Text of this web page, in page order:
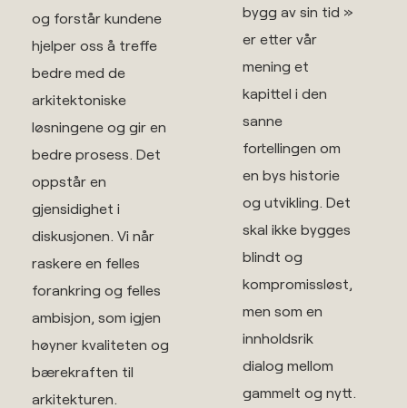
og forstår kundene
hjelper oss å treffe
bedre med de
arkitektoniske
løsningene og gir en
bedre prosess. Det
oppstår en
gjensidighet i
diskusjonen. Vi når
raskere en felles
forankring og felles
ambisjon, som igjen
høyner kvaliteten og
bærekraften til
arkitekturen.
bygg av sin tid »
er etter vår
mening et
kapittel i den
sanne
fortellingen om
en bys historie
og utvikling. Det
skal ikke bygges
blindt og
kompromissløst,
men som en
innholdsrik
dialog mellom
gammelt og nytt.